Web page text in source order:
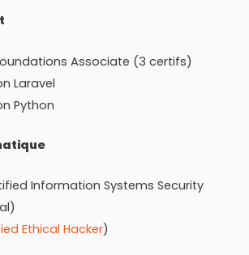
Associate (3 certifs)
Laravel
Python
Information Systems Security
Ethical Hacker)